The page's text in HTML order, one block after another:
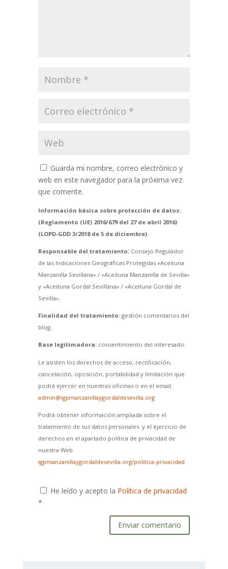
Guarda mi nombre, correo electrónico y
web en este navegador para la próxima vez
que comente.
Información básica sobre protección de datos:
(Reglamento (UE) 2016/679 del 27 de abril 2016)
(LOPD-GDD 3/2018 de 5 de diciembre).
Responsable del tratamiento:Consejo Regulador
de las Indicaciones Geográficas Protegidas «Aceituna
Manzanilla Sevillana» / «Aceituna Manzanilla de Sevilla»
y «Aceituna Gordal Sevillana» / «Aceituna Gordal de
Sevilla».
Finalidad del tratamiento:gestión comentarios del
blog.
Base legitimadora:consentimiento del interesado.
Le asisten los derechos de acceso, rectificación,
cancelación, oposición, portabilidad y limitación que
podrá ejercer en nuestras oficinas o en el email:
admin@igpmanzanillaygordaldesevilla.org
Podrá obtener información ampliada sobre el
tratamiento de sus datos personales y el ejercicio de
derechos en el apartado política de privacidad de
nuestra Web
igpmanzanillaygordaldesevilla.org/politica-privacidad
He leído y acepto la Política de privacidad
*
Enviar comentario